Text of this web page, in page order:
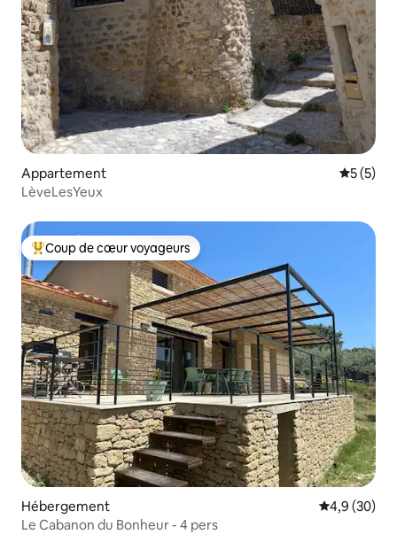
Appartement
5 (5)
LèveLesYeux
Coups de cœur voyageurs les plus appréciés
Coup de cœur voyageurs
Hébergement Évaluation
4,9 (30)
Le Cabanon du Bonheur - 4 pers